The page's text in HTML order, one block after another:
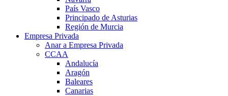
País Vasco
Principado de Asturias
Región de Murcia
Empresa Privada
Anar a Empresa Privada
CCAA
Andalucía
Aragón
Baleares
Canarias